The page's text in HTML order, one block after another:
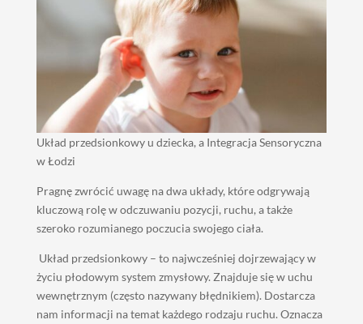
Układ przedsionkowy u dziecka, a Integracja Sensoryczna
w Łodzi
Pragnę zwrócić uwagę na dwa układy, które odgrywają
kluczową rolę w odczuwaniu pozycji, ruchu, a także
szeroko rozumianego poczucia swojego ciała.
Układ przedsionkowy – to najwcześniej dojrzewający w
życiu płodowym system zmysłowy. Znajduje się w uchu
wewnętrznym (często nazywany błędnikiem). Dostarcza
nam informacji na temat każdego rodzaju ruchu. Oznacza